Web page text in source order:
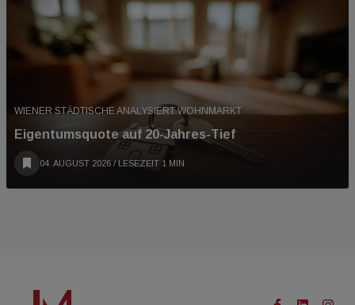
WIENER STÄDTISCHE ANALYSIERT WOHNMARKT
Eigentumsquote auf 20-Jahres-Tief
04. AUGUST 2026 / LESEZEIT 1 MIN